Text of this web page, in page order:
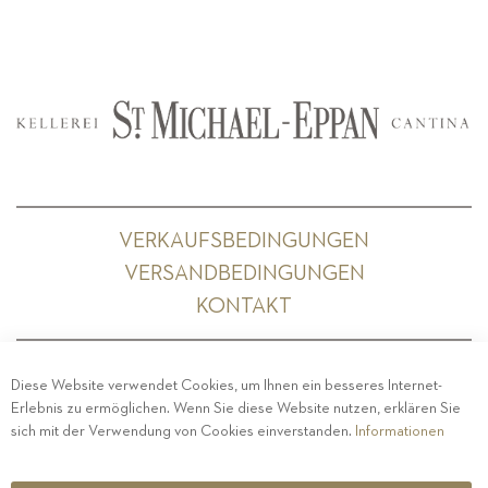
VERKAUFSBEDINGUNGEN
VERSANDBEDINGUNGEN
KONTAKT
PRIVACY-IMPRESSUM- COOKIE POLICY-
ETHISCHER KODEX
Diese Website verwendet Cookies, um Ihnen ein besseres Internet-
Erlebnis zu ermöglichen. Wenn Sie diese Website nutzen, erklären Sie
sich mit der Verwendung von Cookies einverstanden. Informationen